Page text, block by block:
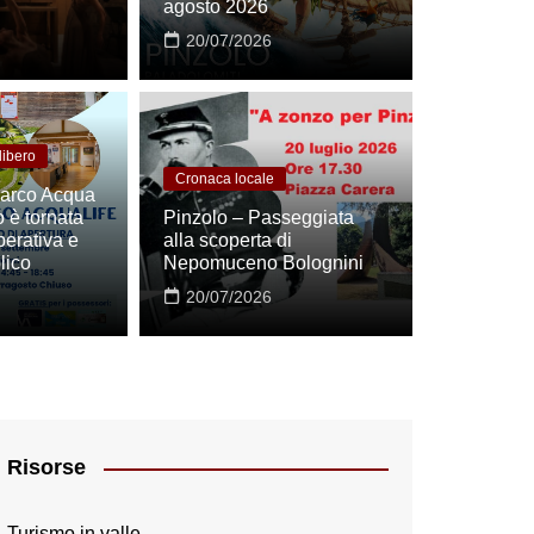
e la sua storica italianità. Dati, non
agosto 2026
20/07/2026
Acqua
è tornata
e
Cronaca locale
Pinzolo – Passeggiata
alla scoperta di
Nepomuceno Bolognini
20/07/2026
Risorse